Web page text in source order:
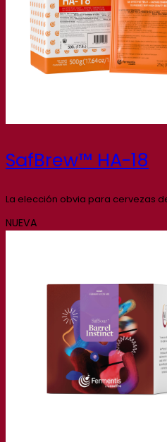
SafBrew™ HA-18
La elección obvia para cervezas
NUEVA